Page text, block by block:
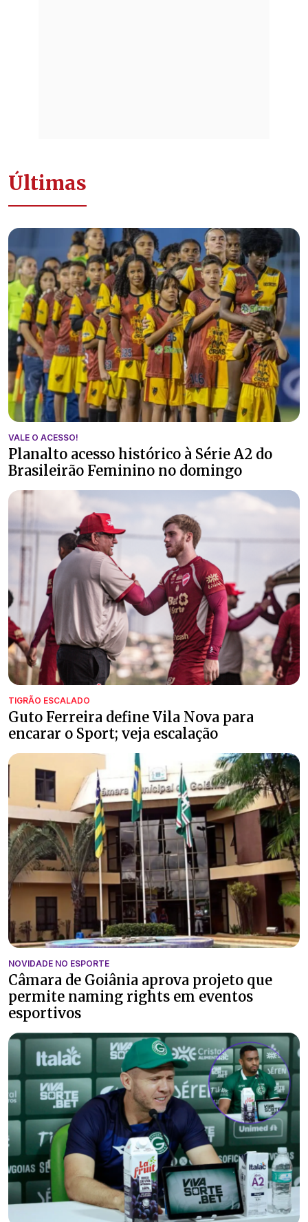
Últimas
VALE O ACESSO!
Planalto acesso histórico à Série A2 do
Brasileirão Feminino no domingo
TIGRÃO ESCALADO
Guto Ferreira define Vila Nova para
encarar o Sport; veja escalação
NOVIDADE NO ESPORTE
Câmara de Goiânia aprova projeto que
permite naming rights em eventos
esportivos